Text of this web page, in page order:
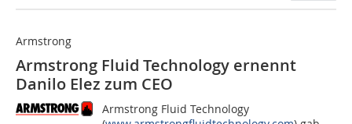
Armstrong
Armstrong Fluid Technology ernennt
Danilo Elez zum CEO
Armstrong Fluid Technology